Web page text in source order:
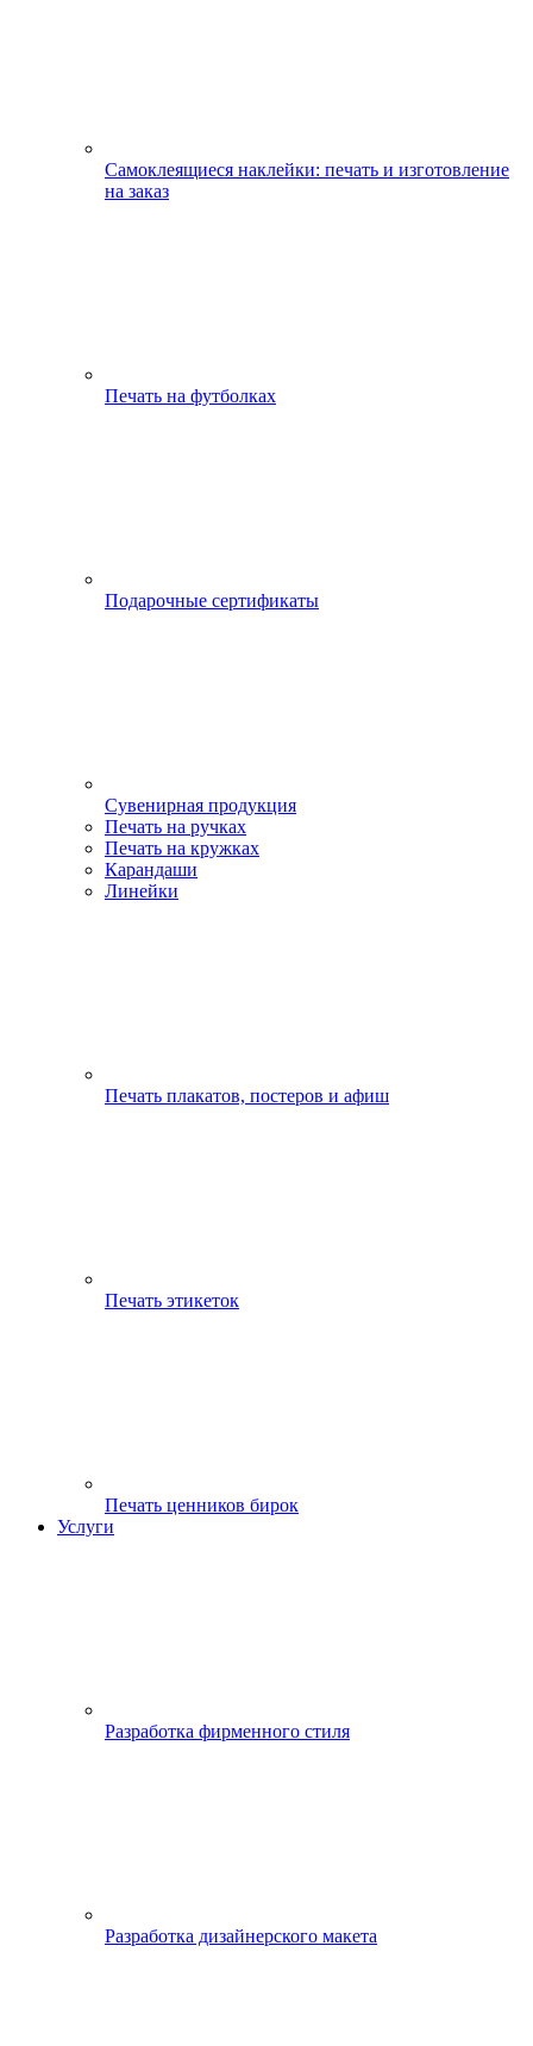
Самоклеящиеся наклейки: печать и изготовление
на заказ
Печать на футболках
Подарочные сертификаты
Сувенирная продукция
Печать на ручках
Печать на кружках
Карандаши
Линейки
Печать плакатов, постеров и афиш
Печать этикеток
Печать ценников бирок
Услуги
Разработка фирменного стиля
Разработка дизайнерского макета